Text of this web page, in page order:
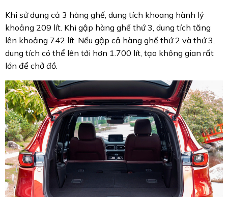
Khi sử dụng cả 3 hàng ghế, dung tích khoang hành lý
khoảng 209 lít. Khi gập hàng ghế thứ 3, dung tích tăng
lên khoảng 742 lít. Nếu gập cả hàng ghế thứ 2 và thứ 3,
dung tích có thể lên tới hơn 1.700 lít, tạo không gian rất
lớn để chở đồ.